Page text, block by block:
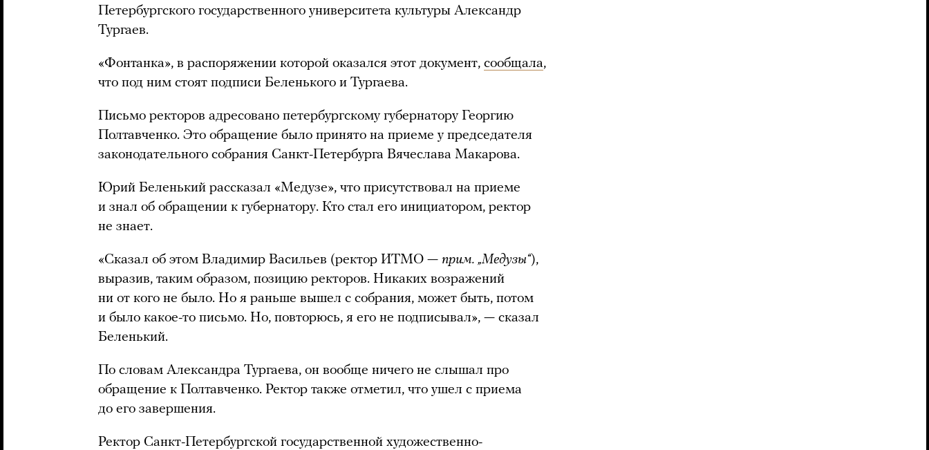
Петербургского государственного университета культуры Александр
Тургаев.
«Фонтанка», в распоряжении которой оказался этот документ, сообщала,
что под ним стоят подписи Беленького и Тургаева.
Письмо ректоров адресовано петербургскому губернатору Георгию
Полтавченко. Это обращение было принято на приеме у председателя
законодательного собрания Санкт-Петербурга Вячеслава Макарова.
Юрий Беленький рассказал «Медузе», что присутствовал на приеме
и знал об обращении к губернатору. Кто стал его инициатором, ректор
не знает.
«Сказал об этом Владимир Васильев (ректор ИТМО — прим. „Медузы“),
выразив, таким образом, позицию ректоров. Никаких возражений
ни от кого не было. Но я раньше вышел с собрания, может быть, потом
и было какое-то письмо. Но, повторюсь, я его не подписывал», — сказал
Беленький.
По словам Александра Тургаева, он вообще ничего не слышал про
обращение к Полтавченко. Ректор также отметил, что ушел с приема
до его завершения.
Ректор Санкт-Петербургской государственной художественно-